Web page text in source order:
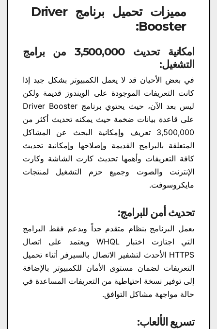
مميزات تحميل برنامج Driver
Booster:
امكانية تحديث 3,500,000 من برامج
التشغيل:
في بعض الأحيان قد لا يعمل الكمبيوتر بشكل جيد إذا
كانت التعريفات الموجودة على الويندوز قديمة ولكن
ليس بعد الآن، حيث يحتوي برنامج Driver Booster
على قاعدة بيانات ضخمة حيث يمكنه تحديث أكثر من
3,500,000 تعريف وإمكانية البحث عن المشاكل
المتعلقة بالبرامج القديمة وإصلاحها وإمكانية تحديث
كافة التعريفات وأهمها تحديث كارت الشاشة وكارت
الإنترنت والصوت وجميع حزم التشغيل لمنتجات
مايكروسوفت.
تحديث أمن للبرامج:
يعمل البرنامج بنظام متقدم جداً ويدعم فقط البرامج
التي اجتازت اختبار WHQL ويعتمد على اتصال
HTTPS الأحدث لتشفير الاتصال بالسيرفر أثناء تحميل
التعريفات لضمان مستوى الأمان للكمبيوتر بالإضافة
إلى توفير نسخة احتياطية من التعريفات المساعدة في
حالة مواجهة مشاكل التوافق.
تسريع الألعاب: